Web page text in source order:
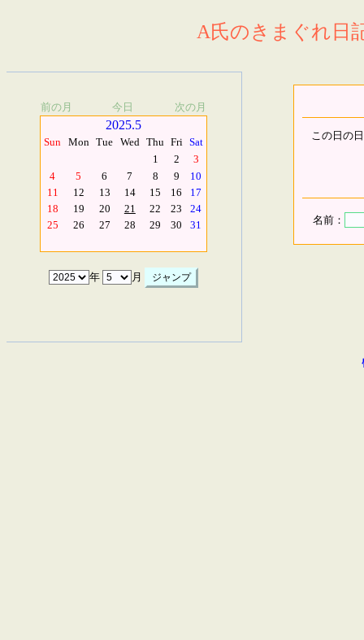
A氏のきまぐれ日
前の月 今日 次の月
2025.5
Sun Mon Tue Wed Thu Fri Sat
1
2
3
4
5 6 7 8 9
10
11
12 13 14 15 16
17
18
19 20 21 22 23
24
25
26 27 28 29 30 31
年 月
この日の
名前：